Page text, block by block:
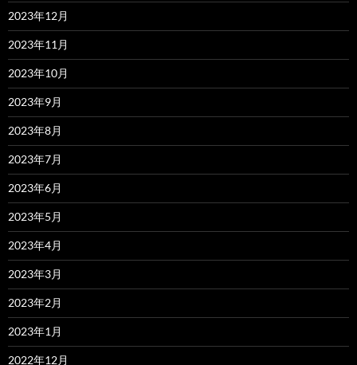
2023年12月
2023年11月
2023年10月
2023年9月
2023年8月
2023年7月
2023年6月
2023年5月
2023年4月
2023年3月
2023年2月
2023年1月
2022年12月